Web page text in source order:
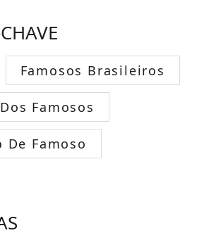
Famosos Brasileiros
Famosos
Famoso